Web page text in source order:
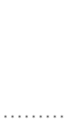
＊＊＊＊＊＊＊＊